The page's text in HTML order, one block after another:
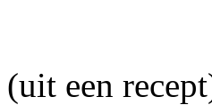
(uit een